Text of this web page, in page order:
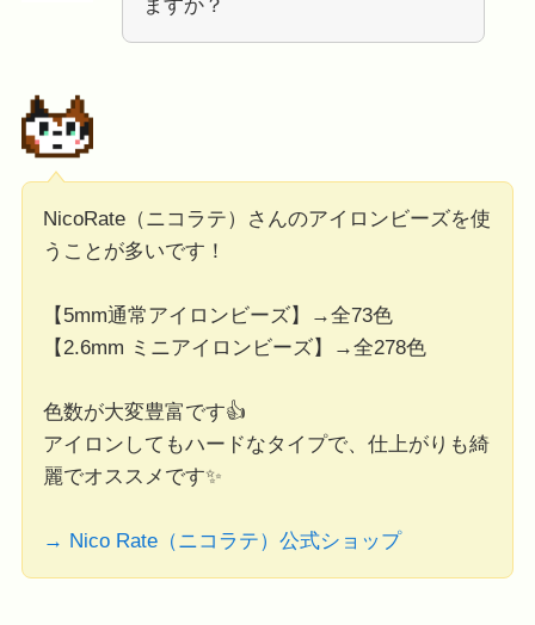
ますか？
NicoRate（ニコラテ）さんのアイロンビーズを使
うことが多いです！
【5mm通常アイロンビーズ】→全73色
【2.6mm ミニアイロンビーズ】→全278色
色数が大変豊富です👍
アイロンしてもハードなタイプで、仕上がりも綺
麗でオススメです✨
→ Nico Rate（ニコラテ）公式ショップ